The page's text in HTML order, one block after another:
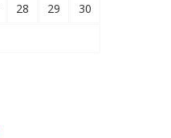
28 29
30